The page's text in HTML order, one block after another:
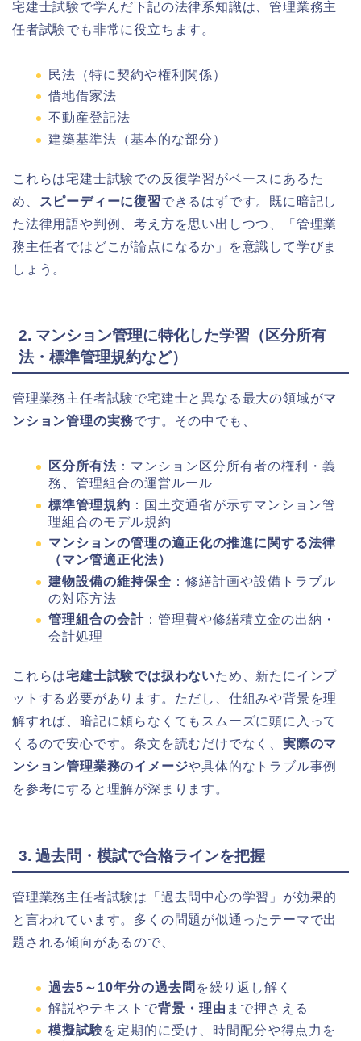
宅建士試験で学んだ下記の法律系知識は、管理業務主
任者試験でも非常に役立ちます。
民法（特に契約や権利関係）
借地借家法
不動産登記法
建築基準法（基本的な部分）
これらは宅建士試験での反復学習がベースにあるた
め、
スピーディーに復習できるはずです。既に暗記し
た法律用語や判例、考え方を思い出しつつ、「管理業
務主任者ではどこが論点になるか」を意識して学びま
しょう。
2. マンション管理に特化した学習（区分所有
法・標準管理規約など）
管理業務主任者試験で宅建士と異なる最大の領域がマ
ンション管理の実務です。その中でも、
区分所有法 ：マンション区分所有者の権利・義
務、管理組合の運営ルール
標準管理規約 ：国土交通省が示すマンション管
理組合のモデル規約
マンションの管理の適正化の推進に関する法律
（マン管適正化法）
建物設備の維持保全 ：修繕計画や設備トラブル
の対応方法
管理組合の会計 ：管理費や修繕積立金の出納・
会計処理
これらは宅建士試験では扱わないため、新たにインプ
ットする必要があります。ただし、仕組みや背景を理
解すれば、暗記に頼らなくてもスムーズに頭に入って
くるので安心です。条文を読むだけでなく、 実際のマ
ンション管理業務のイメージや具体的なトラブル事例
を参考にすると理解が深まります。
3. 過去問・模試で合格ラインを把握
管理業務主任者試験は「過去問中心の学習」が効果的
と言われています。多くの問題が似通ったテーマで出
題される傾向があるので、
過去5～10年分の過去問 を繰り返し解く
解説やテキストで背景・理由 まで押さえる
模擬試験を定期的に受け、時間配分や得点力を